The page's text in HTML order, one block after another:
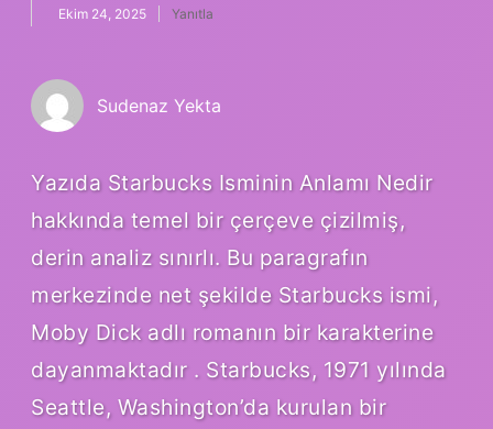
Ekim 24, 2025 Yanıtla
Sudenaz Yekta
Yazıda Starbucks Isminin Anlamı Nedir
hakkında temel bir çerçeve çizilmiş,
derin analiz sınırlı. Bu paragrafın
merkezinde net şekilde Starbucks ismi,
Moby Dick adlı romanın bir karakterine
dayanmaktadır . Starbucks, 1971 yılında
Seattle, Washington’da kurulan bir